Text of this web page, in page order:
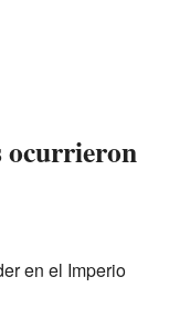
ocurrieron
en el Imperio